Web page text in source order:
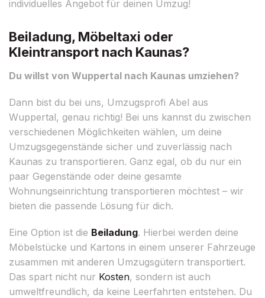
individuelles Angebot für deinen Umzug!
Beiladung, Möbeltaxi oder
Kleintransport nach Kaunas?
Du willst von Wuppertal nach Kaunas umziehen?
Dann bist du bei uns, Umzugsprofi Abel aus
Wuppertal, genau richtig! Bei uns kannst du zwischen
verschiedenen Möglichkeiten wählen, um deine
Umzugsgegenstände sicher und zuverlässig nach
Kaunas zu transportieren. Ganz egal, ob du nur ein
paar Gegenstände oder deine gesamte
Wohnungseinrichtung transportieren möchtest – wir
bieten die passende Lösung für dich.
Eine Option ist die Beiladung. Hierbei werden deine
Möbelstücke und Kartons in einem unserer Fahrzeuge
zusammen mit anderen Umzugsgütern transportiert.
Das spart nicht nur Kosten, sondern ist auch
umweltfreundlich, da keine Leerfahrten entstehen. Du